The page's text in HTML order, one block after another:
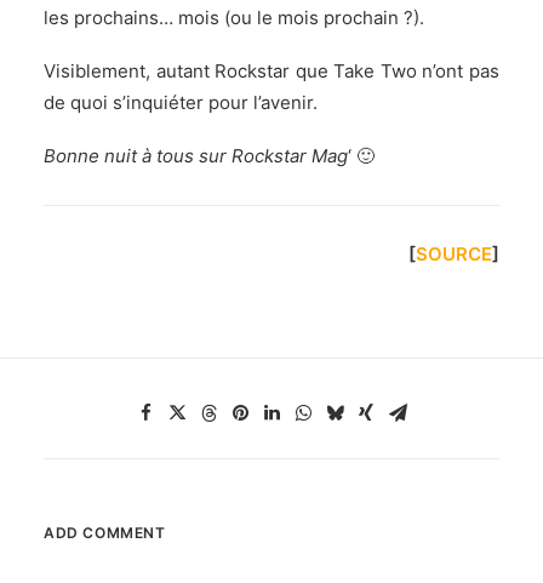
les prochains… mois (ou le mois prochain ?).
Visiblement, autant Rockstar que Take Two n’ont pas
de quoi s’inquiéter pour l’avenir.
Bonne nuit à tous sur Rockstar Mag‘ 🙂
[SOURCE]
ADD COMMENT